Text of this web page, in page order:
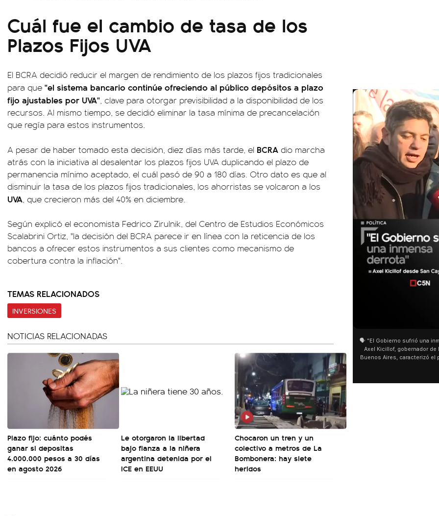
Cuál fue el cambio de tasa de los
Plazos Fijos UVA
El BCRA decidió reducir el margen de rendimiento de los plazos fijos tradicionales
para que "el sistema bancario continúe ofreciendo al público depósitos a plazo
fijo ajustables por UVA", clave para otorgar previsibilidad a la disponibilidad de los
recursos. Al mismo tiempo, se decidió eliminar la tasa mínima de precancelación
que regía para estos instrumentos.
A pesar de haber tomado esta decisión, diez días más tarde, el BCRA dio marcha
atrás con la iniciativa al desalentar los plazos fijos UVA duplicando el plazo de
permanencia mínimo aceptado, el cuál pasó de 90 a 180 días. Otro dato es que al
disminuir la tasa de los plazos fijos tradicionales, los ahorristas se volcaron a los
UVA, que crecieron más del 40% en diciembre.
Según explicó el economista Fedrico Zirulnik, del Centro de Estudios Económicos
Scalabrini Ortiz, "la decisión del BCRA parece ir en línea con la reticencia de los
bancos a ofrecer estos instrumentos a sus clientes como mecanismo de
cobertura contra la inflación".
TEMAS RELACIONADOS
INVERSIONES
NOTICIAS RELACIONADAS
Plazo fijo: cuánto podés
ganar si depositas
4.000.000 pesos a 30 días
en agosto 2026
Le otorgaron la libertad
bajo fianza a la niñera
argentina detenida por el
ICE en EEUU
Chocaron un tren y un
colectivo a metros de La
Bombonera: hay siete
heridos
Buenos Aires, caracterizó el proyecto de Ley
de Inviolabilidad de la Propiedad Privada
como "una lista sábana con temas nefastos"
y destacó "la movilización popular". 📌 La
declaración fue desde el santuario de San
Cayetano, donde también advirtió que "la
sociedad no solo sufre porque no llega sino
que también está endeudada".
San Cayetano: Jorge García
miles de peregrinos en
de Buenos Aires destacó la
agua y soportó las bajas
últimos días: "Son dificultades